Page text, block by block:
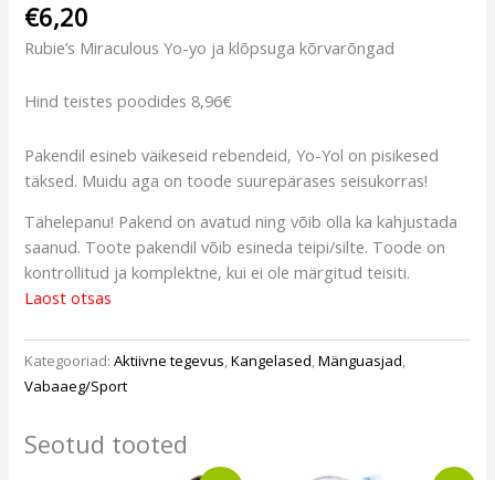
€6,20
Rubie’s Miraculous Yo-yo ja klõpsuga kõrvarõngad
Hind teistes poodides 8,96€
Pakendil esineb väikeseid rebendeid, Yo-Yol on pisikesed
täksed. Muidu aga on toode suurepärases seisukorras!
Tähelepanu! Pakend on avatud ning võib olla ka kahjustada
saanud. Toote pakendil võib esineda teipi/silte. Toode on
kontrollitud ja komplektne, kui ei ole märgitud teisiti.
Laost otsas
Kategooriad:Aktiivne tegevus ,Kangelased ,Mänguasjad
Vabaaeg/Sport
Seotud tooted